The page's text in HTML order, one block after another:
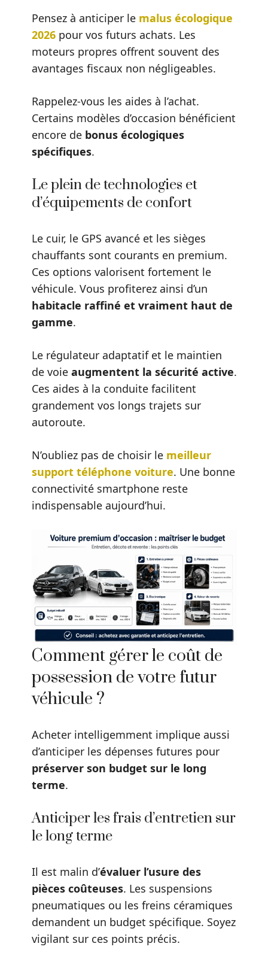
Pensez à anticiper le malus écologique
2026pour vos futurs achats. Les
moteurs propres offrent souvent des
avantages fiscaux non négligeables.
Rappelez-vous les aides à l’achat.
Certains modèles d’occasion bénéficient
encore de bonus écologiques
spécifiques.
Le plein de technologies et
d’équipements de confort
Le cuir, le GPS avancé et les sièges
chauffants sont courants en premium.
Ces options valorisent fortement le
véhicule. Vous profiterez ainsi d’un
habitacle raffiné et vraiment haut de
gamme.
Le régulateur adaptatif et le maintien
de voie augmentent la sécurité active.
Ces aides à la conduite facilitent
grandement vos longs trajets sur
autoroute.
N’oubliez pas de choisir le meilleur
support téléphone voiture. Une bonne
connectivité smartphone reste
indispensable aujourd’hui.
Comment gérer le coût de
possession de votre futur
véhicule ?
Acheter intelligemment implique aussi
d’anticiper les dépenses futures pour
préserver son budget sur le long
terme.
Anticiper les frais d’entretien sur
le long terme
Il est malin d’évaluer l’usure des
pièces coûteuses. Les suspensions
pneumatiques ou les freins céramiques
demandent un budget spécifique. Soyez
vigilant sur ces points précis.